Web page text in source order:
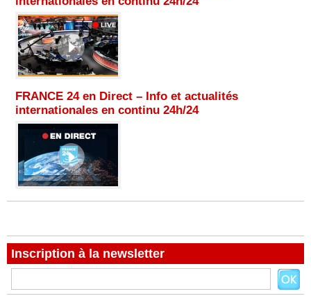
FRANCE 24 en Direct – Info et actualités
internationales en continu 24h/24
Inscription à la newsletter